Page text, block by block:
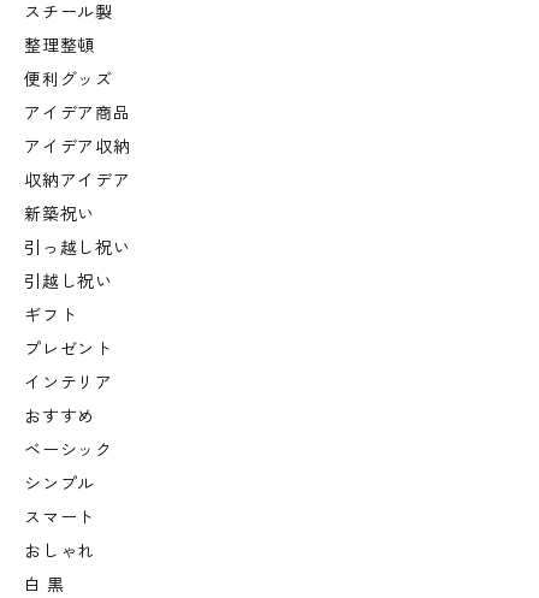
スチール製
整理整頓
便利グッズ
アイデア商品
アイデア収納
収納アイデア
新築祝い
引っ越し祝い
引越し祝い
ギフト
プレゼント
インテリア
おすすめ
ベーシック
シンプル
スマート
おしゃれ
白 黒